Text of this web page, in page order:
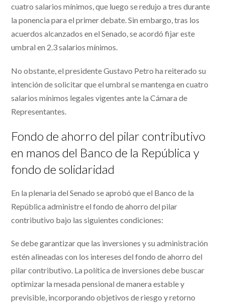
cuatro salarios mínimos, que luego se redujo a tres durante
la ponencia para el primer debate. Sin embargo, tras los
acuerdos alcanzados en el Senado, se acordó fijar este
umbral en 2.3 salarios mínimos.
No obstante, el presidente Gustavo Petro ha reiterado su
intención de solicitar que el umbral se mantenga en cuatro
salarios mínimos legales vigentes ante la Cámara de
Representantes.
Fondo de ahorro del pilar contributivo
en manos del Banco de la República y
fondo de solidaridad
En la plenaria del Senado se aprobó que el Banco de la
República administre el fondo de ahorro del pilar
contributivo bajo las siguientes condiciones:
Se debe garantizar que las inversiones y su administración
estén alineadas con los intereses del fondo de ahorro del
pilar contributivo. La política de inversiones debe buscar
optimizar la mesada pensional de manera estable y
previsible, incorporando objetivos de riesgo y retorno